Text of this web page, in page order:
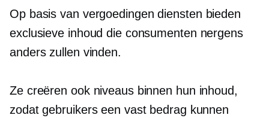
Op basis van vergoedingen diensten bieden
exclusieve inhoud die consumenten nergens
anders zullen vinden.
Ze creëren ook niveaus binnen hun inhoud,
zodat gebruikers een vast bedrag kunnen